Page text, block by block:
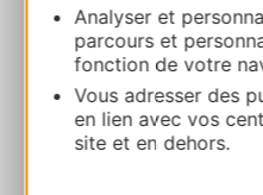
Analyser et
parcours et
fonction de votre
Vous adresser des
en lien avec vos
site et en dehors.
Sévérac-le-
CHATEAU
Route & access